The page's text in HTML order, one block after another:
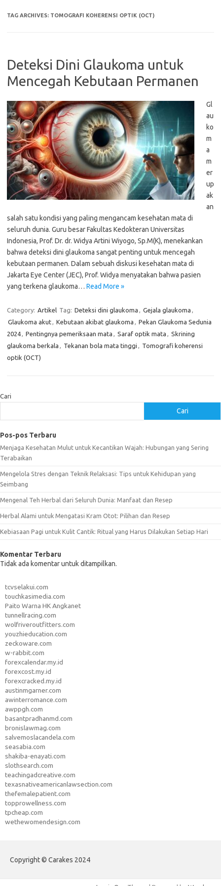
TAG ARCHIVES: TOMOGRAFI KOHERENSI OPTIK (OCT)
Deteksi Dini Glaukoma untuk
Mencegah Kebutaan Permanen
Gl
au
ko
m
a
m
er
up
ak
an
salah satu kondisi yang paling mengancam kesehatan mata di
seluruh dunia. Guru besar Fakultas Kedokteran Universitas
Indonesia, Prof. Dr. dr. Widya Artini Wiyogo, Sp.M(K), menekankan
bahwa deteksi dini glaukoma sangat penting untuk mencegah
kebutaan permanen. Dalam sebuah diskusi kesehatan mata di
Jakarta Eye Center (JEC), Prof. Widya menyatakan bahwa pasien
yang terkena glaukoma… Read More »
Category: Artikel Tag: Deteksi dini glaukoma , Gejala glaukoma ,
Glaukoma akut, Kebutaan akibat glaukoma , Pekan Glaukoma Sedunia
2024, Pentingnya pemeriksaan mata , Saraf optik mata , Skrining
glaukoma berkala , Tekanan bola mata tinggi , Tomografi koherensi
optik (OCT)
Cari
Cari
Pos-pos Terbaru
Menjaga Kesehatan Mulut untuk Kecantikan Wajah: Hubungan yang Sering
Terabaikan
Mengelola Stres dengan Teknik Relaksasi: Tips untuk Kehidupan yang
Seimbang
Mengenal Teh Herbal dari Seluruh Dunia: Manfaat dan Resep
Herbal Alami untuk Mengatasi Kram Otot: Pilihan dan Resep
Kebiasaan Pagi untuk Kulit Cantik: Ritual yang Harus Dilakukan Setiap Hari
Komentar Terbaru
Tidak ada komentar untuk ditampilkan.
tcvselakui.com
touchkasimedia.com
Paito Warna HK Angkanet
tunnellracing.com
wolfriveroutfitters.com
youzhieducation.com
zeckoware.com
w-rabbit.com
forexcalendar.my.id
forexcost.my.id
forexcracked.my.id
austinmgarner.com
awinterromance.com
awppgh.com
basantpradhanmd.com
bronislawmag.com
salvemoslacandela.com
seasabia.com
shakiba-enayati.com
slothsearch.com
teachingadcreative.com
texasnativeamericanlawsection.com
thefemalepatient.com
topprowellness.com
tpcheap.com
wethewomendesign.com
Copyright © Carakes 2024